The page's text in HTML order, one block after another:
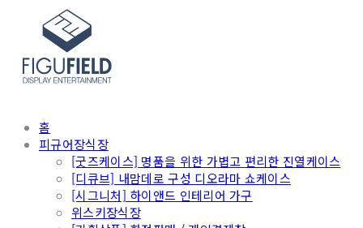
홈
피규어장식장
[굿즈케이스] 명품을 위한 가볍고 편리한 진열케이스
[디큐브] 내맘데로 구성 디오라마 쇼케이스
[시그니처] 하이앤드 인테리어 가구
위스키장식장